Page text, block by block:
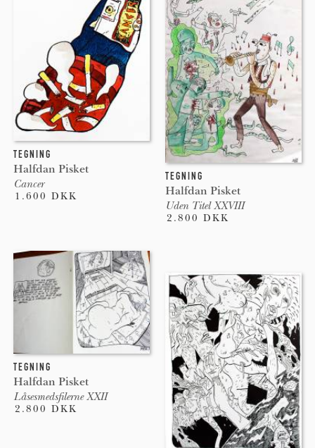
TEGNING
Halfdan Pisket
Cancer
1.600 DKK
TEGNING
Halfdan Pisket
Uden Titel XXVIII
2.800 DKK
TEGNING
Halfdan Pisket
Låsesmedsfilerne XXII
2.800 DKK